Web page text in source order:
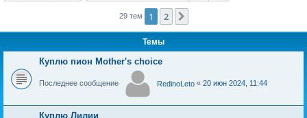
29 тем 1 2
Темы
Куплю пион Mother's choice
Последнее сообщение RedinoLeto « 20 июн 2024, 11:44
Куплю Лилии